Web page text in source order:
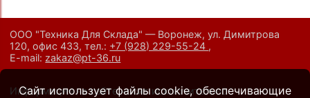
ООО "Техника Для Склада" — Воронеж, ул. Димитрова
120, офис 433,тел.: +7 (928) 229-55-24 ,
E-mail: zakaz@pt-36.ru
Информация на сайте носит исключительно
Сайт использует файлы cookie, обеспечивающие